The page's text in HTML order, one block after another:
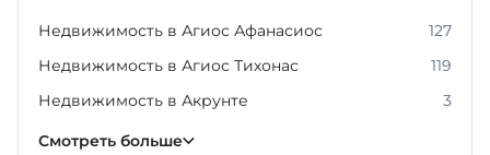
Недвижимость в Агиос Афанасиос
127
Недвижимость в Агиос Тихонас
119
Недвижимость в Акрунте
3
Недвижимость в Гермасойе
Недвижимость в Меса Гейтония
Недвижимость в Монагрулли
Недвижимость в Мони
Недвижимость в Мониатисе
Недвижимость в Фасуле
Недвижимость в Эрими
Смотреть больше